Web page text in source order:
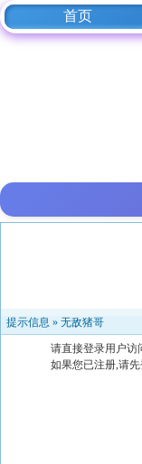
首页
提示信息 » 无敌猪哥
请直接登录用户访
如果您已注册,请